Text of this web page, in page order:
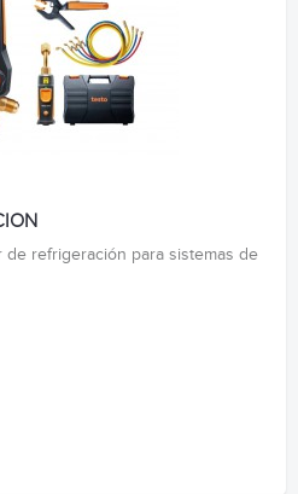
refrigeración para sistemas de